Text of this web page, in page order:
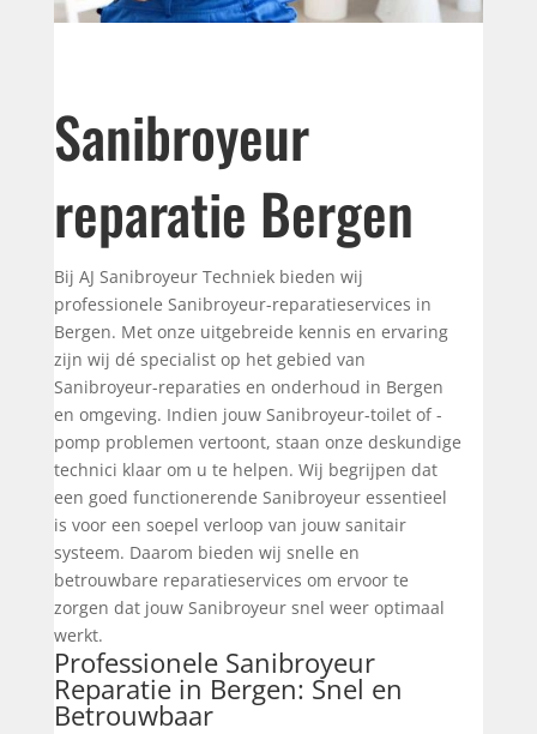
Sanibroyeur
reparatie Bergen
Bij AJ Sanibroyeur Techniek bieden wij
professionele Sanibroyeur-reparatieservices in
Bergen. Met onze uitgebreide kennis en ervaring
zijn wij dé specialist op het gebied van
Sanibroyeur-reparaties en onderhoud in Bergen
en omgeving. Indien jouw Sanibroyeur-toilet of -
pomp problemen vertoont, staan onze deskundige
technici klaar om u te helpen. Wij begrijpen dat
een goed functionerende Sanibroyeur essentieel
is voor een soepel verloop van jouw sanitair
systeem. Daarom bieden wij snelle en
betrouwbare reparatieservices om ervoor te
zorgen dat jouw Sanibroyeur snel weer optimaal
werkt.
Professionele Sanibroyeur
Reparatie in Bergen: Snel en
Betrouwbaar